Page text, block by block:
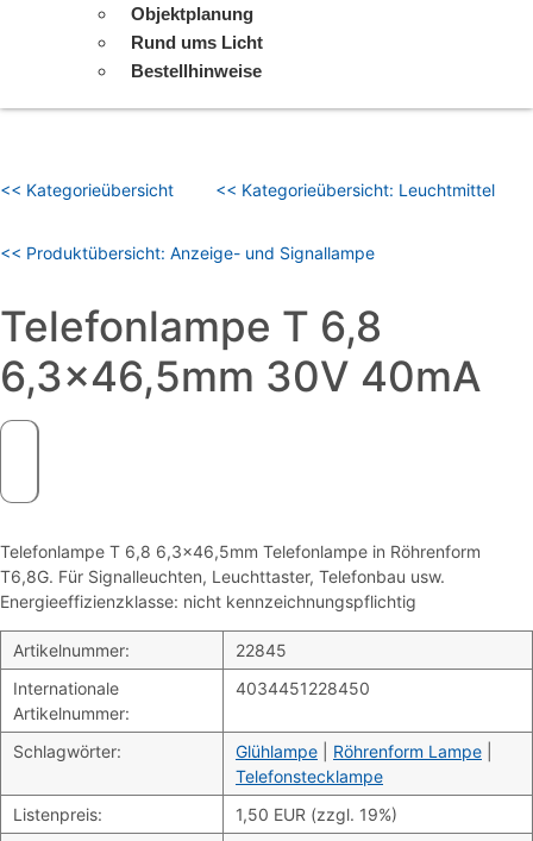
Objektplanung
Rund ums Licht
Bestellhinweise
<< Kategorieübersicht << Kategorieübersicht: Leuchtmittel
<< Produktübersicht: Anzeige- und Signallampe
Telefonlampe T 6,8
6,3×46,5mm 30V 40mA
Telefonlampe T 6,8 6,3×46,5mm Telefonlampe in Röhrenform
T6,8G. Für Signalleuchten, Leuchttaster, Telefonbau usw.
Energieeffizienzklasse: nicht kennzeichnungspflichtig
Artikelnummer:
22845
Internationale
Artikelnummer:
4034451228450
Schlagwörter: Glühlampe Röhrenform Lampe
Telefonstecklampe
Listenpreis:
1,50 EUR (zzgl. 19%)